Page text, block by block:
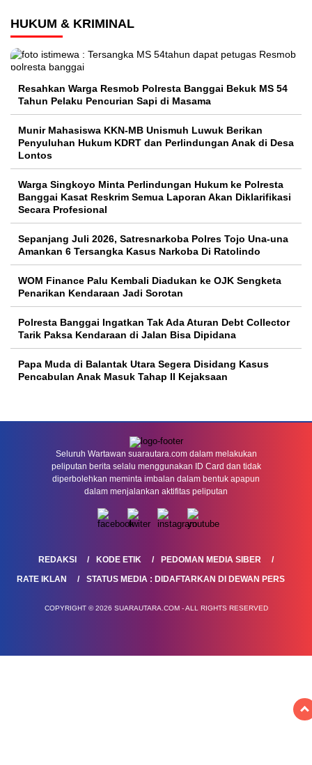
HUKUM & KRIMINAL
Resahkan Warga Resmob Polresta Banggai Bekuk MS 54
Tahun Pelaku Pencurian Sapi di Masama
Munir Mahasiswa KKN-MB Unismuh Luwuk Berikan
Penyuluhan Hukum KDRT dan Perlindungan Anak di Desa
Lontos
Warga Singkoyo Minta Perlindungan Hukum ke Polresta
Banggai Kasat Reskrim Semua Laporan Akan Diklarifikasi
Secara Profesional
Sepanjang Juli 2026, Satresnarkoba Polres Tojo Una-una
Amankan 6 Tersangka Kasus Narkoba Di Ratolindo
WOM Finance Palu Kembali Diadukan ke OJK Sengketa
Penarikan Kendaraan Jadi Sorotan
Polresta Banggai Ingatkan Tak Ada Aturan Debt Collector
Tarik Paksa Kendaraan di Jalan Bisa Dipidana
Papa Muda di Balantak Utara Segera Disidang Kasus
Pencabulan Anak Masuk Tahap II Kejaksaan
Seluruh Wartawan suarautara.com dalam melakukan
peliputan berita selalu menggunakan ID Card dan tidak
diperbolehkan meminta imbalan dalam bentuk apapun
dalam menjalankan aktifitas peliputan
REDAKSI KODE ETIK
PEDOMAN MEDIA SIBER
RATE IKLAN
STATUS MEDIA : DIDAFTARKAN DI DEWAN PERS
COPYRIGHT © 2026 SUARAUTARA.COM - ALL RIGHTS RESERVED